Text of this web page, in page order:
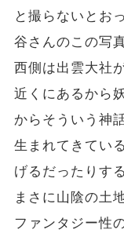
と撮らないとお
谷さんのこの写
西側は出雲大社
近くにあるから
からそういう神
生まれてきてい
げるだったりす
まさに山陰の土
ファンタジー性